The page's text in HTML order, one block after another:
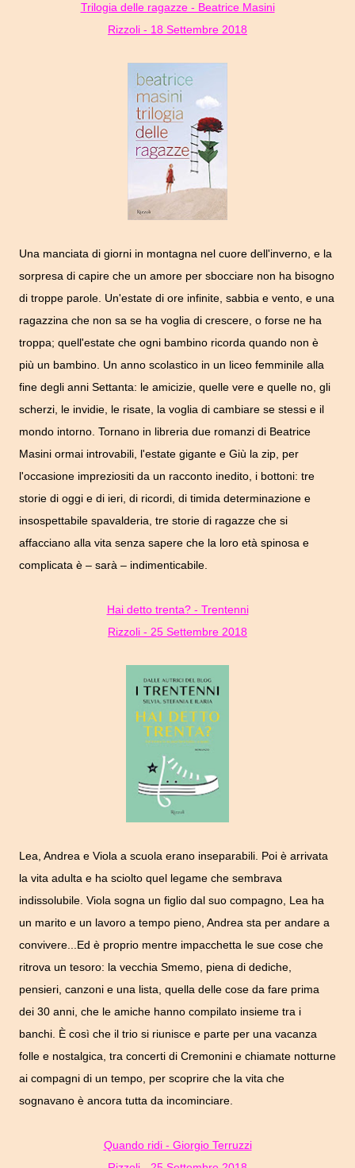
Trilogia delle ragazze - Beatrice Masini
Rizzoli - 18 Settembre 2018
Una manciata di giorni in montagna nel cuore dell'inverno, e la
sorpresa di capire che un amore per sbocciare non ha bisogno
di troppe parole. Un'estate di ore infinite, sabbia e vento, e una
ragazzina che non sa se ha voglia di crescere, o forse ne ha
troppa; quell'estate che ogni bambino ricorda quando non è
più un bambino. Un anno scolastico in un liceo femminile alla
fine degli anni Settanta: le amicizie, quelle vere e quelle no, gli
scherzi, le invidie, le risate, la voglia di cambiare se stessi e il
mondo intorno. Tornano in libreria due romanzi di Beatrice
Masini ormai introvabili, l'estate gigante e Giù la zip, per
l'occasione impreziositi da un racconto inedito, i bottoni: tre
storie di oggi e di ieri, di ricordi, di timida determinazione e
insospettabile spavalderia, tre storie di ragazze che si
affacciano alla vita senza sapere che la loro età spinosa e
complicata è – sarà – indimenticabile.
Hai detto trenta? - Trentenni
Rizzoli - 25 Settembre 2018
Lea, Andrea e Viola a scuola erano inseparabili. Poi è arrivata
la vita adulta e ha sciolto quel legame che sembrava
indissolubile. Viola sogna un figlio dal suo compagno, Lea ha
un marito e un lavoro a tempo pieno, Andrea sta per andare a
convivere...Ed è proprio mentre impacchetta le sue cose che
ritrova un tesoro: la vecchia Smemo, piena di dediche,
pensieri, canzoni e una lista, quella delle cose da fare prima
dei 30 anni, che le amiche hanno compilato insieme tra i
banchi. È così che il trio si riunisce e parte per una vacanza
folle e nostalgica, tra concerti di Cremonini e chiamate notturne
ai compagni di un tempo, per scoprire che la vita che
sognavano è ancora tutta da incominciare.
Quando ridi - Giorgio Terruzzi